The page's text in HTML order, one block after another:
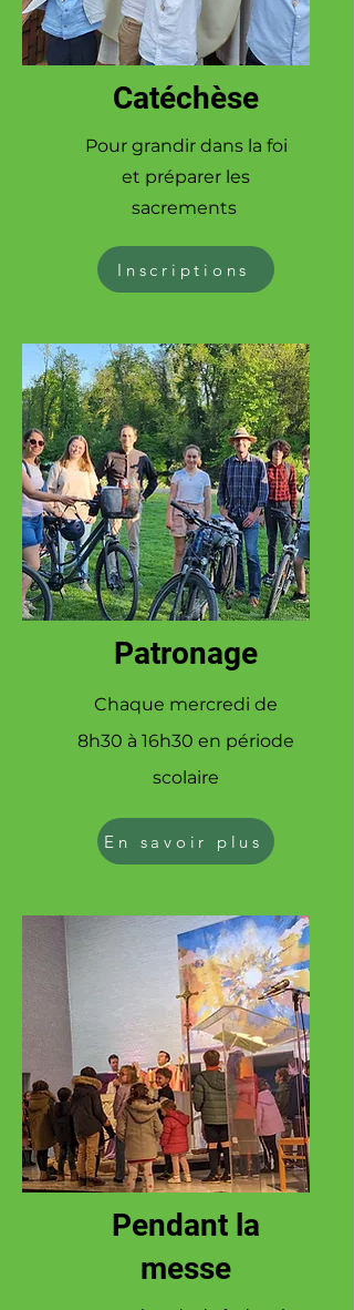
Catéchèse
Pour grandir dans la foi
et préparer les
sacrements
Inscriptions
Patronage
Chaque mercredi de
8h30 à 16h30 en période
scolaire
En savoir plus
Pendant la
messe